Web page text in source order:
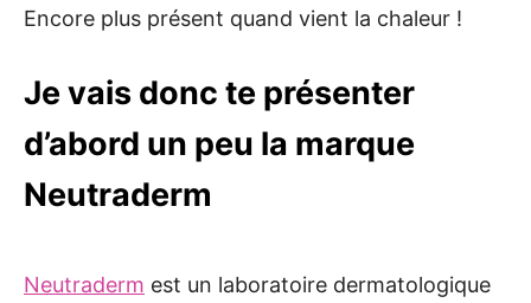
Encore plus présent quand vient la chaleur !
Je vais donc te présenter
d’abord un peu la marque
Neutraderm
Neutraderm est un laboratoire dermatologique